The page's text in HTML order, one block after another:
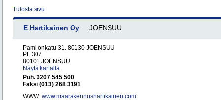
Tulosta sivu
E Hartikainen Oy JOENSUU
Pamilonkatu 31, 80130 JOENSUU
PL 307
80101 JOENSUU
Näytä kartalla
Puh. 0207 545 500
Faksi (013) 268 3191
WWW: www.maarakennushartikainen.com